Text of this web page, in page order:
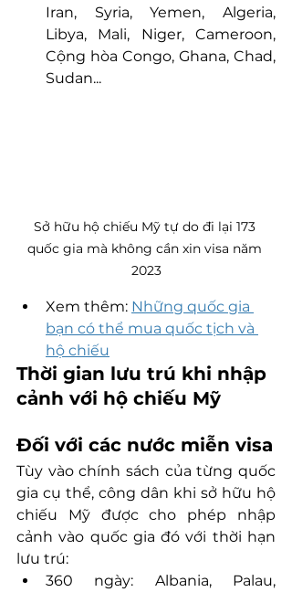
Iran, Syria, Yemen, Algeria,
Libya, Mali, Niger, Cameroon,
Cộng hòa Congo, Ghana, Chad,
Sudan...
Sở hữu hộ chiếu Mỹ tự do đi lại 173
quốc gia mà không cần xin visa năm
2023
Xem thêm: Những quốc gia
bạn có thể mua quốc tịch và
hộ chiếu
Thời gian lưu trú khi nhập
cảnh với hộ chiếu Mỹ
Đối với các nước miễn visa
Tùy vào chính sách của từng quốc
gia cụ thể, công dân khi sở hữu hộ
chiếu Mỹ được cho phép nhập
cảnh vào quốc gia đó với thời hạn
lưu trú:
360 ngày: Albania, Palau,